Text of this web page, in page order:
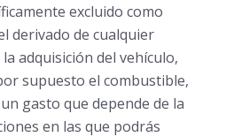
excluido como
derivado de cualquier
adquisición del vehículo,
supuesto el combustible,
gasto que depende de la
en las que podrás